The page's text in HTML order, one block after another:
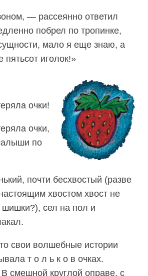
— рассеянно ответил
побрел по тропинке,
мало я еще знаю, а
пятьсот иголок!»
очки!
очки,
по
почти бесхвостый (разве
хвостом хвост не
сел на пол и
свои волшебные истории
т о л ь к о в очках.
смешной круглой оправе, с